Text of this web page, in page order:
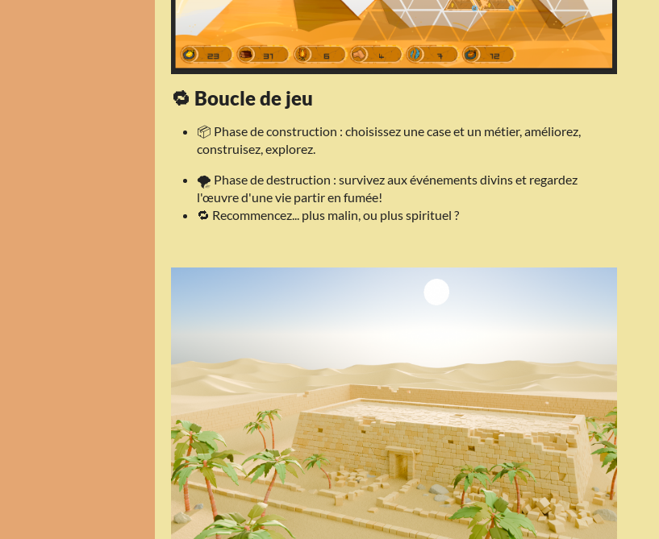
🔁 Boucle de jeu
📦 Phase de construction : choisissez une case et un métier, améliorez,
construisez, explorez.
🌪️ Phase de destruction : survivez aux événements divins et regardez
l'œuvre d'une vie partir en fumée!
🔁 Recommencez... plus malin, ou plus spirituel ?